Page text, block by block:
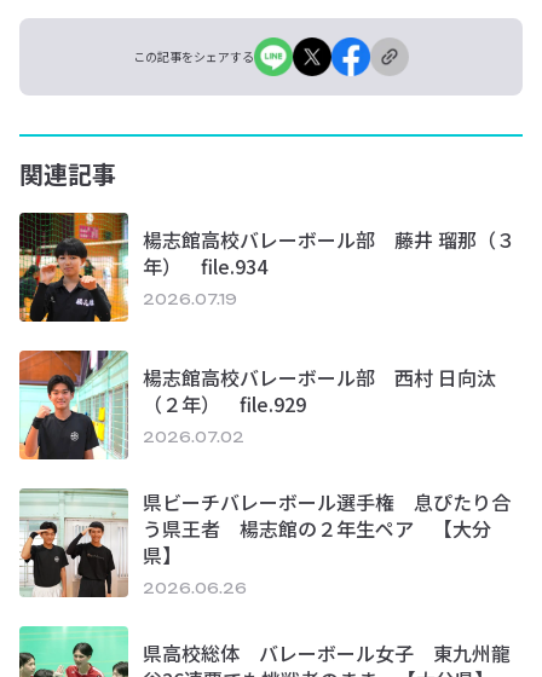
この記事をシェアする
関連記事
楊志館高校バレーボール部 藤井 瑠那（３
年） file.934
2026.07.19
楊志館高校バレーボール部 西村 日向汰
（２年） file.929
2026.07.02
県ビーチバレーボール選手権 息ぴたり合
う県王者 楊志館の２年生ペア 【大分
県】
2026.06.26
県高校総体 バレーボール女子 東九州龍